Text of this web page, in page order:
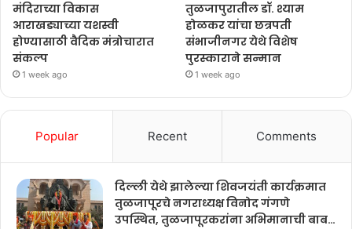
मंदिराच्या विकास
आराखड्याच्या यशस्वी
होण्यासाठी वैदिक मंत्रोचारात
संकल्प
1 week ago
तुळजापुरातील डॉ. श्याम
होळकर यांचा छत्रपती
संभाजीनगर येथे विशेष
पुरस्काराने सन्मान
1 week ago
Popular Recent Comments
दिल्ली येथे झालेल्या शिवजयंती कार्यक्रमात
तुळजापूरचे नगराध्यक्ष विनोद गंगणे
उपस्थित, तुळजापूरकरांना अभिमानाची बाब…